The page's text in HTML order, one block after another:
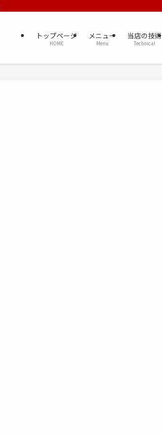
トップページ
HOME
メニュー
Menu
当店の技術
Technical